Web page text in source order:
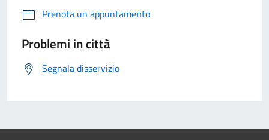
Prenota un appuntamento
Problemi in città
Segnala disservizio